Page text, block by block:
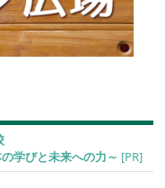
学びと未来への力～ [PR]